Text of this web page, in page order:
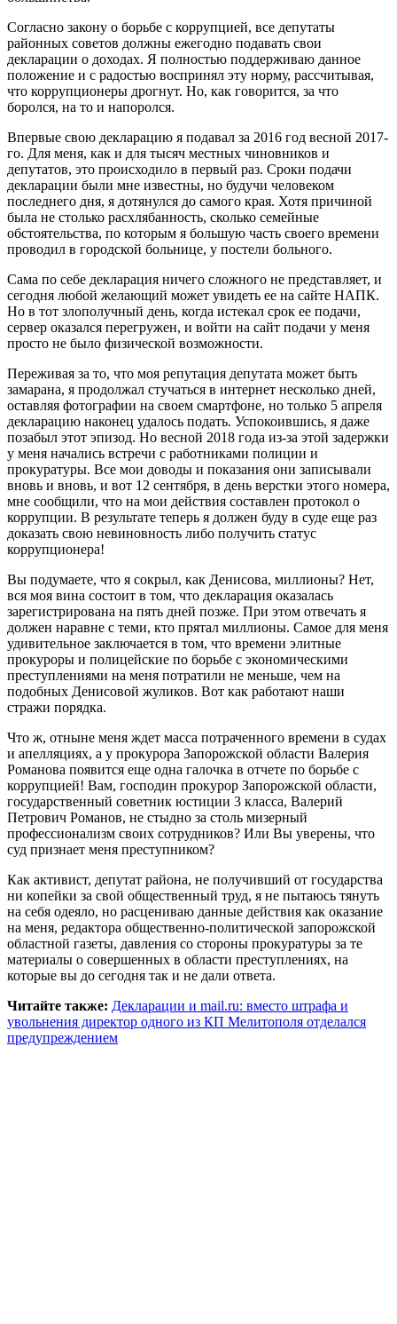
Согласно закону о борьбе с коррупцией, все депутаты
районных советов должны ежегодно подавать свои
декларации о доходах. Я полностью поддерживаю данное
положение и с радостью воспринял эту норму, рассчитывая,
что коррупционеры дрогнут. Но, как говорится, за что
боролся, на то и напоролся.
Впервые свою декларацию я подавал за 2016 год весной 2017-
го. Для меня, как и для тысяч местных чиновников и
депутатов, это происходило в первый раз. Сроки подачи
декларации были мне известны, но будучи человеком
последнего дня, я дотянулся до самого края. Хотя причиной
была не столько расхлябанность, сколько семейные
обстоятельства, по которым я большую часть своего времени
проводил в городской больнице, у постели больного.
Сама по себе декларация ничего сложного не представляет, и
сегодня любой желающий может увидеть ее на сайте НАПК.
Но в тот злополучный день, когда истекал срок ее подачи,
сервер оказался перегружен, и войти на сайт подачи у меня
просто не было физической возможности.
Переживая за то, что моя репутация депутата может быть
замарана, я продолжал стучаться в интернет несколько дней,
оставляя фотографии на своем смартфоне, но только 5 апреля
декларацию наконец удалось подать. Успокоившись, я даже
позабыл этот эпизод. Но весной 2018 года из-за этой задержки
у меня начались встречи с работниками полиции и
прокуратуры. Все мои доводы и показания они записывали
вновь и вновь, и вот 12 сентября, в день верстки этого номера,
мне сообщили, что на мои действия составлен протокол о
коррупции. В результате теперь я должен буду в суде еще раз
доказать свою невиновность либо получить статус
коррупционера!
Вы подумаете, что я сокрыл, как Денисова, миллионы? Нет,
вся моя вина состоит в том, что декларация оказалась
зарегистрирована на пять дней позже. При этом отвечать я
должен наравне с теми, кто прятал миллионы. Самое для меня
удивительное заключается в том, что времени элитные
прокуроры и полицейские по борьбе с экономическими
преступлениями на меня потратили не меньше, чем на
подобных Денисовой жуликов. Вот как работают наши
стражи порядка.
Что ж, отныне меня ждет масса потраченного времени в судах
и апелляциях, а у прокурора Запорожской области Валерия
Романова появится еще одна галочка в отчете по борьбе с
коррупцией! Вам, господин прокурор Запорожской области,
государственный советник юстиции 3 класса, Валерий
Петрович Романов, не стыдно за столь мизерный
профессионализм своих сотрудников? Или Вы уверены, что
суд признает меня преступником?
Как активист, депутат района, не получивший от государства
ни копейки за свой общественный труд, я не пытаюсь тянуть
на себя одеяло, но расцениваю данные действия как оказание
на меня, редактора общественно-политической запорожской
областной газеты, давления со стороны прокуратуры за те
материалы о совершенных в области преступлениях, на
которые вы до сегодня так и не дали ответа.
Читайте также: Декларации и mail.ru: вместо штрафа и
увольнения директор одного из КП Мелитополя отделался
предупреждением